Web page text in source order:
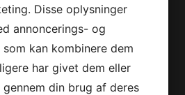
PIEMONTE
– SILVIO
ALESSANDRIA
BODEGA
DE BLAS
SERRANO
PENEDÈS –
CAN
Disse oplysninger
annoncerings- og
kan kombinere dem
har givet dem eller
din brug af deres